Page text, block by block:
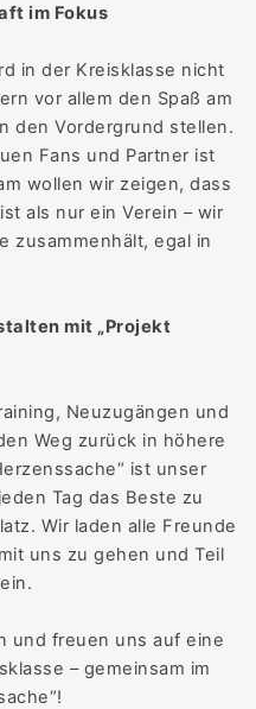
im Fokus
in der Kreisklasse nicht
vor allem den Spaß am
den Vordergrund stellen.
Fans und Partner ist
wollen wir zeigen, dass
als nur ein Verein – wir
zusammenhält, egal in
mit „Projekt
Neuzugängen und
Weg zurück in höhere
ist unser
Tag das Beste zu
Wir laden alle Freunde
uns zu gehen und Teil
und freuen uns auf eine
– gemeinsam im